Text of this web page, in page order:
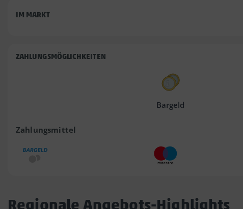
IM MARKT
ZAHLUNGSMÖGLICHKEITEN
Bargeld
Zahlungsmittel
Regionale Angebots-Highlights